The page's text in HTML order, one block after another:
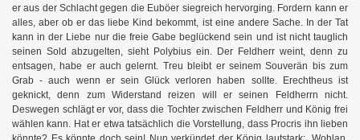
er aus der Schlacht gegen die Euböer siegreich hervorging. Fordern kann er
alles, aber ob er das liebe Kind bekommt, ist eine andere Sache. In der Tat
kann in der Liebe nur die freie Gabe beglückend sein und ist nicht tauglich
seinen Sold abzugelten, sieht Polybius ein. Der Feldherr weint, denn zu
entsagen, habe er auch gelernt. Treu bleibt er seinem Souverän bis zum
Grab - auch wenn er sein Glück verloren haben sollte. Erechtheus ist
geknickt, denn zum Widerstand reizen will er seinen Feldherrn nicht.
Deswegen schlägt er vor, dass die Tochter zwischen Feldherr und König frei
wählen kann. Hat er etwa tatsächlich die Vorstellung, dass Procris ihn lieben